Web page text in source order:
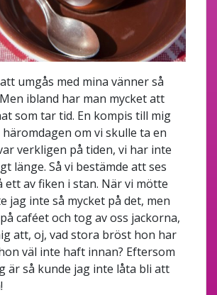
umgås med mina vänner så
ibland har man mycket att
som tar tid. En kompis till mig
om vi skulle ta en
verkligen på tiden, vi har inte
länge. Så vi bestämde att ses
ett av fiken i stan. När vi mötte
jag inte så mycket på det, men
caféet och tog av oss jackorna,
att, oj, vad stora bröst hon har
väl inte haft innan? Eftersom
är så kunde jag inte låta bli att